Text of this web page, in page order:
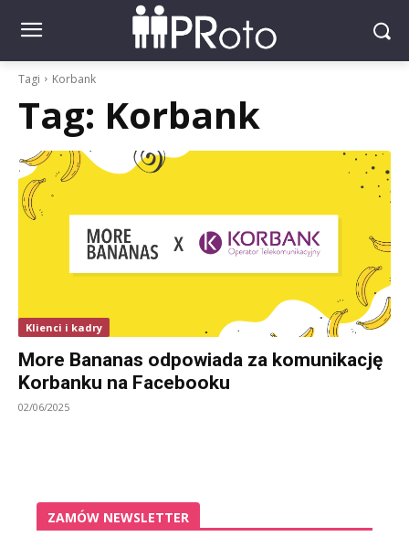
Tagi Korbank
Tag: Korbank
Klienci i kadry
More Bananas odpowiada za komunikację
Korbanku na Facebooku
02/06/2025
ZAMÓW NEWSLETTER